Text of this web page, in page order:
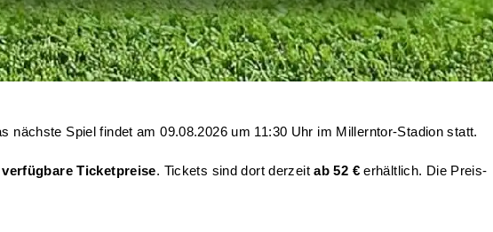
nächste Spiel findet am09.08.2026 um 11:30 Uhr im Millerntor-Stadion statt.
Ticketpreise. Tickets sind dort derzeitab 52 €erhältlich. Die Preis-